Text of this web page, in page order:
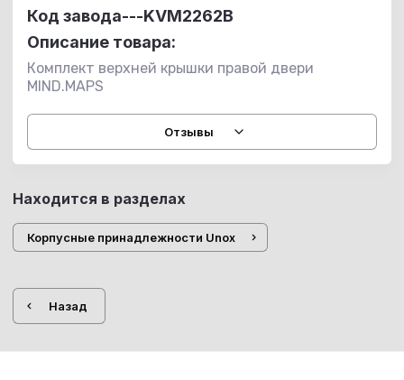
Код завода---KVM2262B
Описание товара:
Комплект верхней крышки правой двери
MIND.MAPS
Отзывы
Находится в разделах
Корпусные принадлежности Unox
Назад